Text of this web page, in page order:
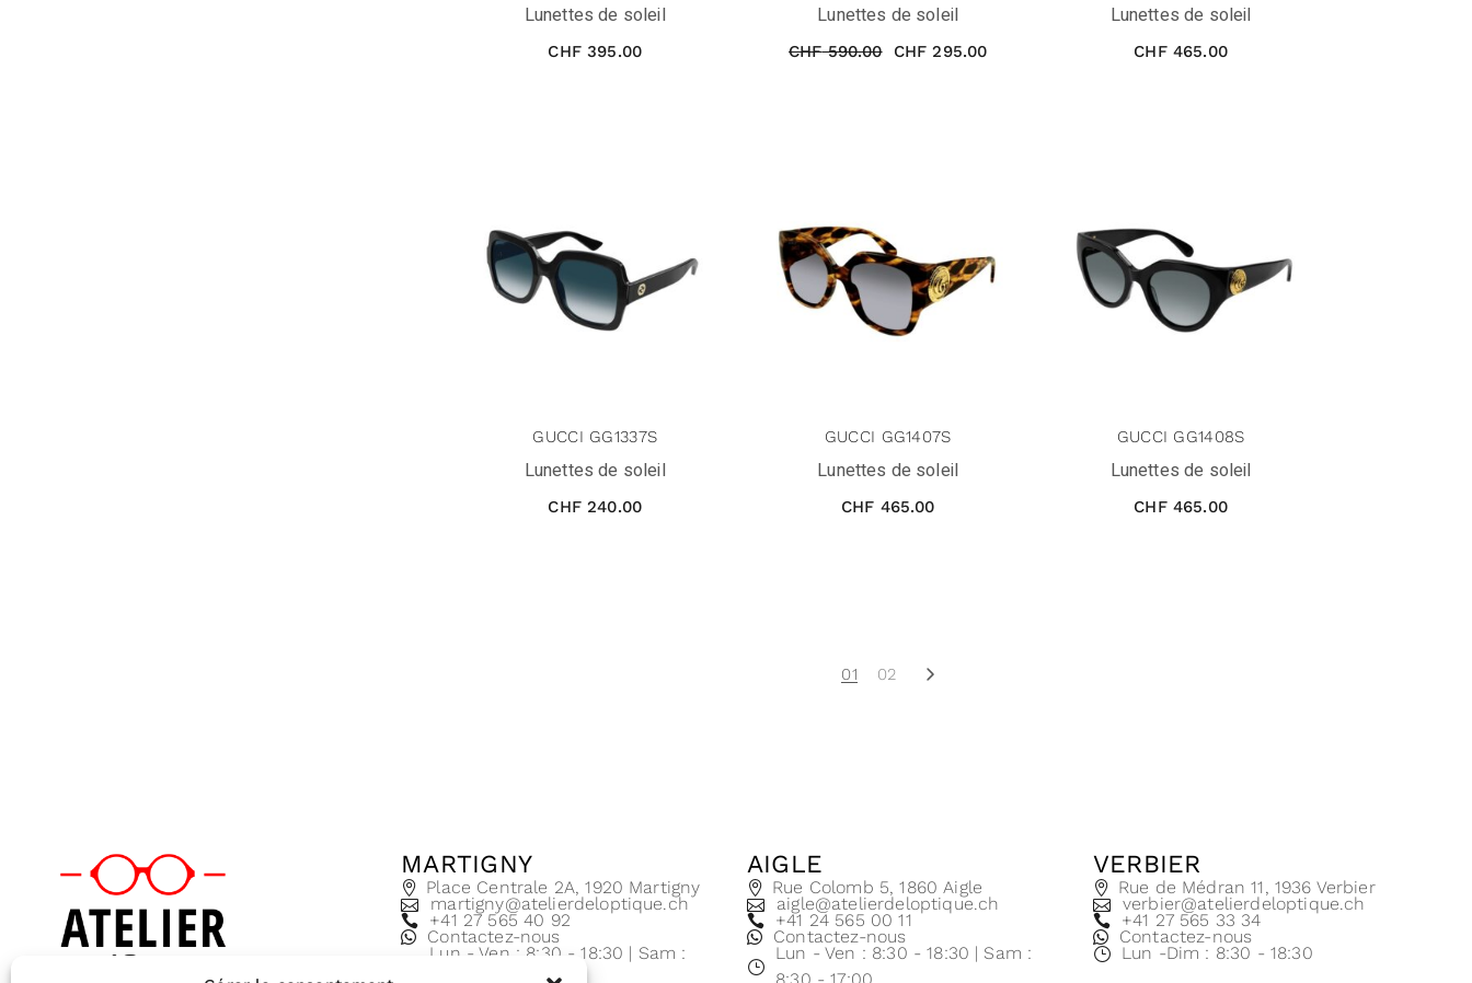
Lunettes de soleil
CHF395.00
Lunettes de soleil
CHF590.00 CHF 295.00
Lunettes de soleil
CHF465.00
GUCCI GG1337S
Lunettes de soleil
CHF240.00
GUCCI GG1407S
Lunettes de soleil
CHF 465.00
GUCCI GG1408S
Lunettes de soleil
CHF465.00
01 02
MARTIGNY
Place Centrale 2A, 1920 Martigny
martigny@atelierdeloptique.ch
+41 27 565 40 92
Contactez-nous
Lun - Ven : 8:30 - 18:30 | Sam :
AIGLE
Rue Colomb 5, 1860 Aigle
aigle@atelierdeloptique.ch
+41 24 565 00 11
Contactez-nous
Lun - Ven : 8:30 - 18:30 | Sam :
VERBIER
Rue de Médran 11, 1936 Verbier
verbier@atelierdeloptique.ch
+41 27 565 33 34
Contactez-nous
Lun -Dim : 8:30 - 18:30